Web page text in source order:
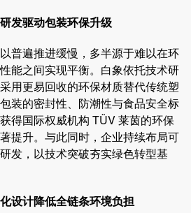
发驱动包装环保升级
普遍推进缓慢，多半源于难以在环
能之间实现平衡。白象依托技术研
用更易回收的环保材质替代传统塑
装的密封性、防潮性与食品安全标
得国际权威机构 TÜV 莱茵的环保
提升。与此同时，企业持续布局可
发，以技术突破夯实绿色转型基
设计降低全链条环境负担